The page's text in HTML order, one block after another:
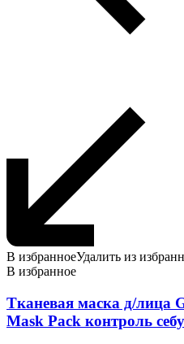
В избранноеУдалить из
В избранное
Тканевая маска д/лица
Mask Pack контроль